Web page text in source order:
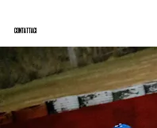
CONTATTACI